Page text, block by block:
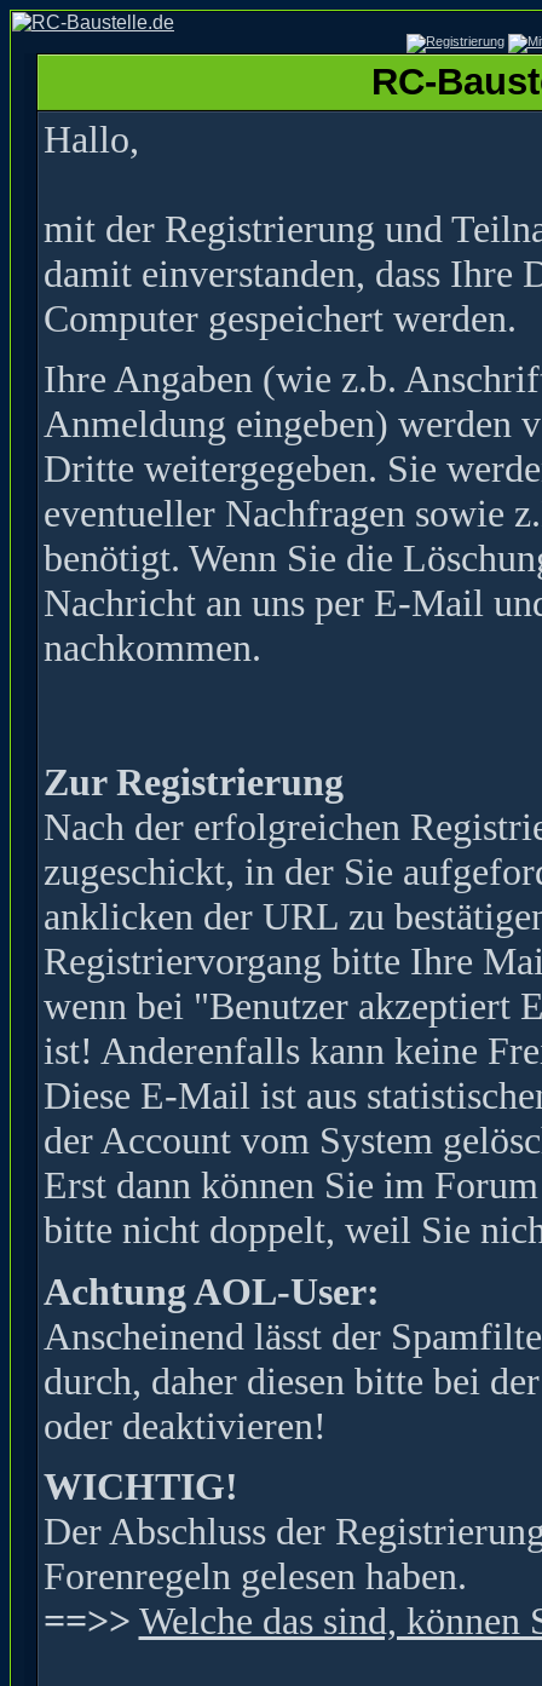
RC-
Hallo,
mit der Registrierung und
damit einverstanden, dass Ihre
Computer gespeichert werden.
Ihre Angaben (wie z.b.
Anmeldung eingeben) werden
Dritte weitergegeben. Sie
eventueller Nachfragen sowie
benötigt. Wenn Sie die
Nachricht an uns per E-Mail
nachkommen.
Zur Registrierung
Nach der erfolgreichen
zugeschickt, in der Sie
anklicken der URL zu
Registriervorgang bitte Ihre
wenn bei "Benutzer akzeptiert
ist! Anderenfalls kann keine
Diese E-Mail ist aus
der Account vom System
Erst dann können Sie im
bitte nicht doppelt, weil Sie
Achtung AOL-User:
Anscheinend lässt der
durch, daher diesen bitte bei
oder deaktivieren!
WICHTIG!
Der Abschluss der
Forenregeln gelesen haben.
==>> Welche das sind, können